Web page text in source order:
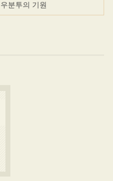
분투의 기원